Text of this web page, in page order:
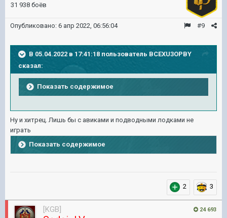
31 938 боёв
#9
Опубликовано: 6 апр 2022, 06:56:04
В 05.04.2022 в 17:41:18 пользователь BCEXU3OPBY
сказал:
Показать содержимое
Ну и хитрец. Лишь бы с авиками и подводными лодками не
играть
Показать содержимое
2 3
24 693
[KGB]